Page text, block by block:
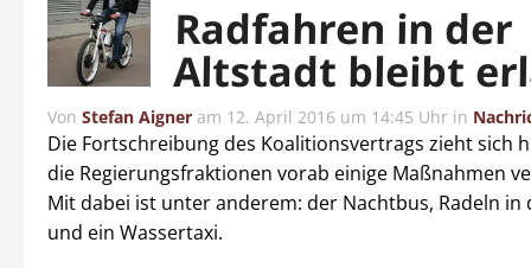
Radfahren in der
Altstadt bleibt
Von Stefan Aigner am 12. April 2016 um 14:45 Uhr in
Die Fortschreibung des Koalitionsvertrags zieht sich
die Regierungsfraktionen vorab einige Maßnahmen
Mit dabei ist unter anderem: der Nachtbus, Radeln in
und ein Wassertaxi.